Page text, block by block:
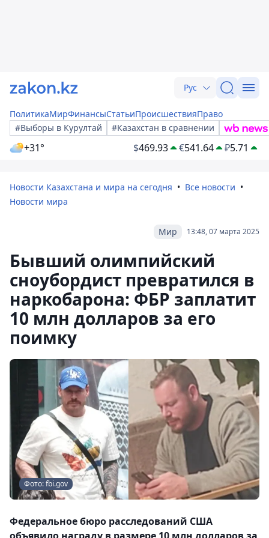
Рус
ПолитикаМирФинансыСтатьиПроисшествияПраво
#Выборы в Курултай
#Казахстан в сравнении
+31° $469.93 €541.64 ₽5.71
Новости Казахстана и мира на сегодня
Все новости
Новости мира
13:48, 07 марта 2025
Мир
Бывший олимпийский
сноубордист превратился в
наркобарона: ФБР заплатит
10 млн долларов за его
поимку
Фото: fbi.gov
Федеральное бюро расследований США